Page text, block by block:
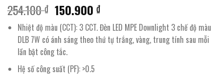
254.100₫ Giá
gốc
là:
254.100 ₫.
150.900₫Giá
hiện
tại
là:
Nhiệt độ màu (CCT): 3 CCT. Đèn LED MPE Downlight 3 chế độ màu
DLB 7W có ánh sáng theo thứ tự trắng, vàng, trung tính sau mỗi
lần bật công tắc.
Hệ số công suất (PF): >0.5